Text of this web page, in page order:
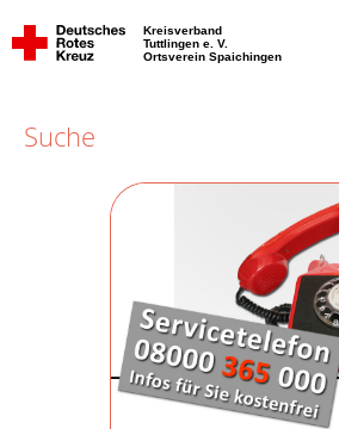
Kreisverband
Tuttlingen e. V.
Ortsverein Spaichingen
Suche